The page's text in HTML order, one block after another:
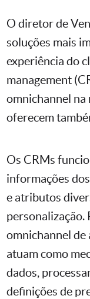
O diretor de
soluções mais
experiência do
management
omnichannel na
oferecem
Os CRMs
informações
e atributos
personalização.
omnichannel de
atuam como
dados,
definições de